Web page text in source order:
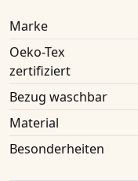
Marke
Oeko-Tex
zertifiziert
Bezug waschbar
Material
Besonderheiten